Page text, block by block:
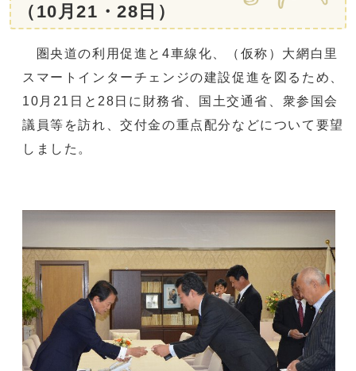
（10月21・28日）
圏央道の利用促進と4車線化、（仮称）大網白里
スマートインターチェンジの建設促進を図るため、
10月21日と28日に財務省、国土交通省、衆参国会
議員等を訪れ、交付金の重点配分などについて要望
しました。